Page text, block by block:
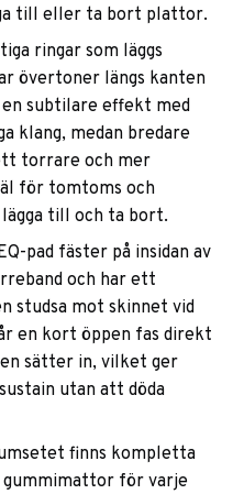
till eller ta bort plattor.
ringar som läggs
övertoner längs kanten
subtilare effekt med
klang, medan bredare
torrare och mer
för tomtoms och
till och ta bort.
pad fäster på insidan av
och har ett
studsa mot skinnet vid
en kort öppen fas direkt
sätter in, vilket ger
utan att döda
finns kompletta
gummimattor för varje